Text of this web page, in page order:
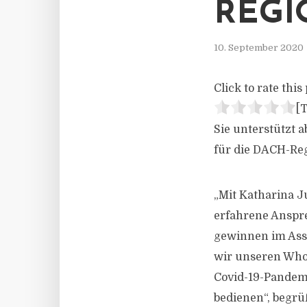
10. September 2020
Click to rate this
Sie unterstützt
für die DACH-
„Mit Katharina
erfahrene
gewinnen im
wir unseren
Covid-19-
bedienen“,